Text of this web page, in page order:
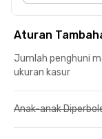
Aturan
Jumlah penghuni
ukuran kasur
Anak-anak